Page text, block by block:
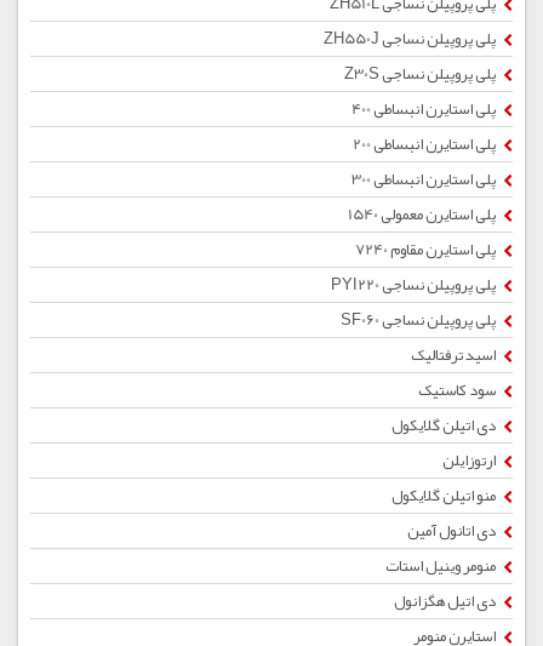
پلی پروپیلن نساجی ZH550J
پلی پروپیلن نساجی Z30S
پلی استایرن انبساطی 400
پلی استایرن انبساطی 200
پلی استایرن انبساطی 300
پلی استایرن معمولی 1540
پلی استایرن مقاوم 7240
پلی پروپیلن نساجی PYI220
پلی پروپیلن نساجی SF060
اسید ترفتالیک
سود کاستیک
دی اتیلن گلایکول
ارتوزایلن
منو اتیلن گلایکول
دی اتانول آمین
منومر وینیل استات
دی اتیل هگزانول
استایرن منومر